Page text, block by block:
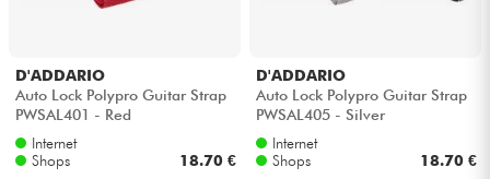
D'ADDARIO
Auto Lock Polypro Guitar Strap
PWSAL401 - Red
Internet
Shops
18.70 €
D'ADDARIO
Auto Lock Polypro Guitar Strap
PWSAL405 - Silver
Internet
Shops
18.70 €